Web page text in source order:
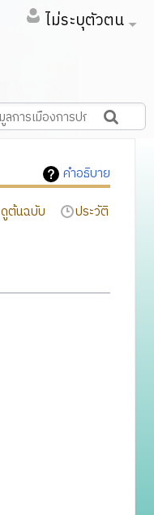
ไม่ระบุตัวตน
คำอธิบาย
ดูต้นฉบับ ประวัติ